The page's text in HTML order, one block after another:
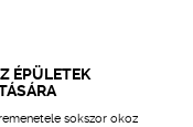
ÉPÜLETEK
sokszor okoz